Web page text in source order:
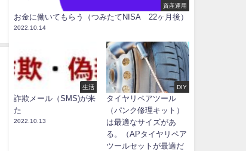
資産運用
お金に働いてもらう（つみたてNISA 22ヶ月後）
2022.10.14
生活
詐欺メール（SMS)が来
た
2022.10.13
DIY
タイヤリペアツール
（パンク修理キット）
は最適なサイズがあ
る。（APタイヤリペア
ツールセットが最適だ